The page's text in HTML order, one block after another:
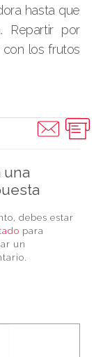
hasta que
Repartir por
con los frutos
una
debes estar
para
un